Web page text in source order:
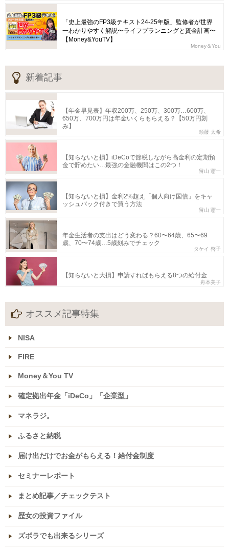
「史上最強のFP3級テキスト24-25年版」監修者が世界
一わかりやすく解説〜ライフプランニングと資金計画〜
【Money&YouTV】
Money＆You
新着記事
【年金早見表】年収200万、250万、300万…600万、
650万、700万円は年金いくらもらえる？【50万円刻
み】
頼藤 太希
【知らないと損】iDeCoで節税しながら高金利の定期預
金で貯めたい…最強の金融機関はこの2つ！
畠山 憲一
【知らないと損】金利2%超え「個人向け国債」をキャ
ッシュバック付きで買う方法
畠山 憲一
年金生活者の支出はどう変わる？60〜64歳、65〜69
歳、70〜74歳…5歳刻みでチェック
タケイ 啓子
【知らないと大損】申請すればもらえる8つの給付金
舟本美子
オススメ記事特集
NISA
FIRE
Money＆You TV
確定拠出年金「iDeCo」「企業型」
マネラジ。
ふるさと納税
届け出だけでお金がもらえる！給付金制度
セミナーレポート
まとめ記事／チェックテスト
歴女の投資ファイル
ズボラでも出来るシリーズ